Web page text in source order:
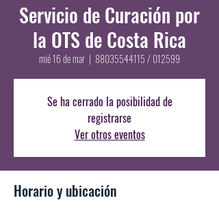
Servicio de Curación por
la OTS de Costa Rica
mié 16 de mar
  |
88035544115 / 012599
Se ha cerrado la posibilidad de
registrarse
Ver otros eventos
Horario y ubicación